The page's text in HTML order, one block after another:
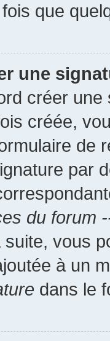
que
une
créer
créée,
de
par
du forum
suite, vous
à un
dans le